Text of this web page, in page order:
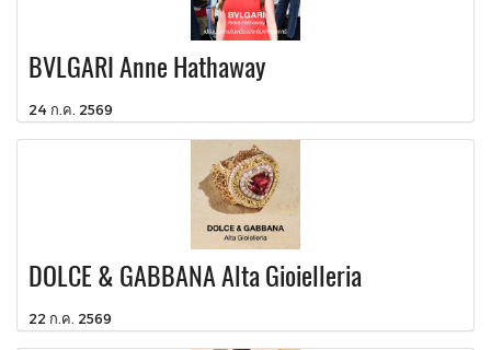
BVLGARI Anne Hathaway
24 ก.ค. 2569
DOLCE & GABBANA Alta Gioielleria
22 ก.ค. 2569